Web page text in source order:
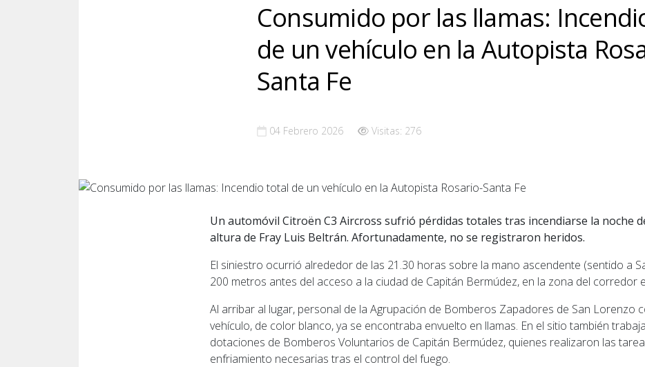
Consumido por las llamas:
de un vehículo en la Autopista
Santa Fe
04 Febrero 2026 Visitas: 276
Un automóvil Citroën C3 Aircross sufrió pérdidas totales tras incendiarse la noche
altura de Fray Luis Beltrán. Afortunadamente, no se registraron heridos.
El siniestro ocurrió alrededor de las 21.30 horas sobre la mano ascendente (sentido a
200 metros antes del acceso a la ciudad de Capitán Bermúdez, en la zona del corredor
Al arribar al lugar, personal de la Agrupación de Bomberos Zapadores de San Lorenzo
vehículo, de color blanco, ya se encontraba envuelto en llamas. En el sitio también
dotaciones de Bomberos Voluntarios de Capitán Bermúdez, quienes realizaron las
enfriamiento necesarias tras el control del fuego.